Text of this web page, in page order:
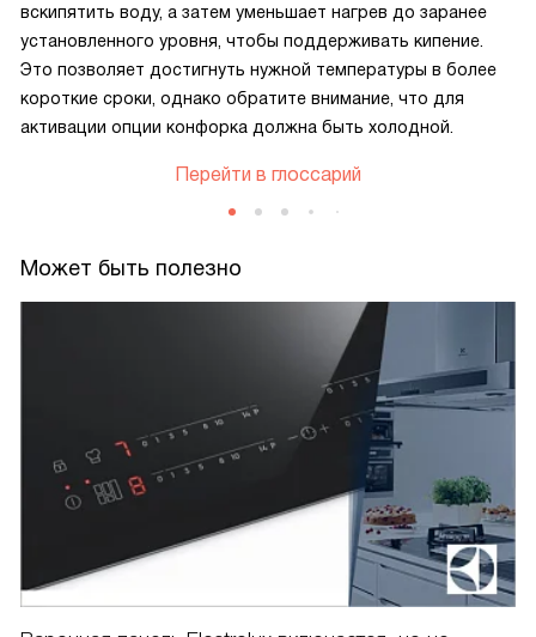
вскипятить воду, а затем уменьшает нагрев до заранее
установленного уровня, чтобы поддерживать кипение.
Это позволяет достигнуть нужной температуры в более
короткие сроки, однако обратите внимание, что для
активации опции конфорка должна быть холодной.
Перейти в глоссарий
Может быть полезно